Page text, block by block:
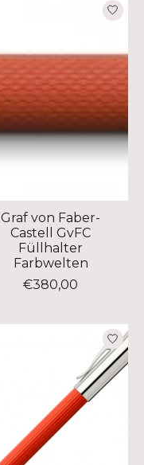
Graf von Faber-
Castell GvFC
Füllhalter
Farbwelten
€380,00